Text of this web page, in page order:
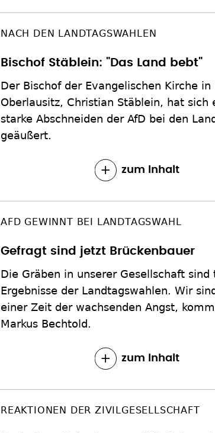
NACH DEN LANDTAGSWAHLEN
Bischof Stäblein: "Das Land bebt"
Der Bischof der Evangelischen Kirche
Oberlausitz, Christian Stäblein, hat
starke Abschneiden der AfD bei den
geäußert.
zum Inhalt
AFD GEWINNT BEI LANDTAGSWAHL
Gefragt sind jetzt Brückenbauer
Die Gräben in unserer Gesellschaft
Ergebnisse der Landtagswahlen. Wir
einer Zeit der wachsenden Angst,
Markus Bechtold.
zum Inhalt
REAKTIONEN DER ZIVILGESELLSCHAFT